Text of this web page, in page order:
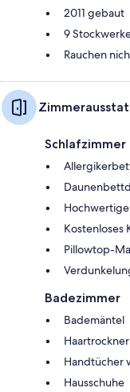
2011 gebaut
9
Rauchen
Schlafzimmer
Kostenloses
Pillowtop-
Badezimmer
Bademäntel
Haartrockner
Handtücher
Hausschuhe